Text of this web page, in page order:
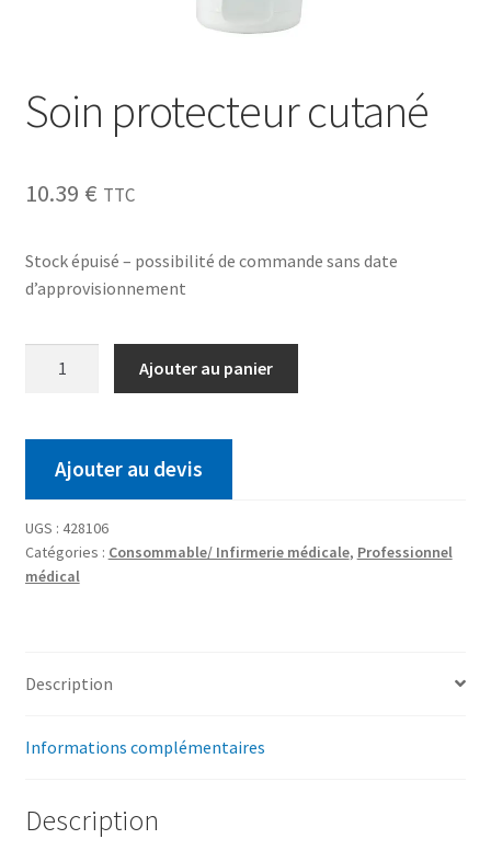
Soin protecteur cutané
10.39 € TTC
Stock épuisé – possibilité de commande sans date
d’approvisionnement
Ajouter au panier
Ajouter au devis
UGS : 428106
Catégories : Consommable/ Infirmerie médicale, Professionnel
médical
Description
Informations complémentaires
Description